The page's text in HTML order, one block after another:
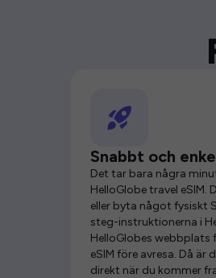
Snabbt och
Det tar bara några
HelloGlobe travel eSIM.
eller byta något fysiskt
steg-instruktionerna i
HelloGlobes
eSIM före avresa. Då
direkt när du kommer